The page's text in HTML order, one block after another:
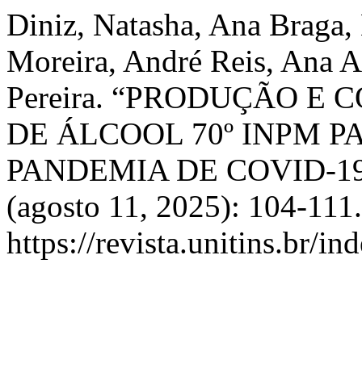
Diniz, Natasha, Ana
Moreira, André Reis, Ana
Pereira. “PRODUÇÃO E
DE ÁLCOOL 70º INPM
PANDEMIA DE COVID-
(agosto 11, 2025): 104-
https://revista.unitins.br/